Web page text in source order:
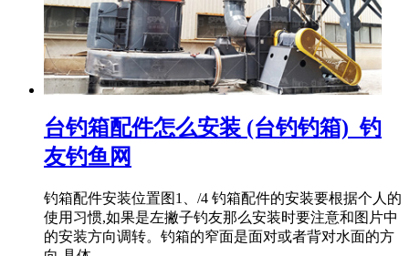
台钓箱配件怎么安装 (台钓钓箱)_钓
友钓鱼网
钓箱配件安装位置图1、/4 钓箱配件的安装要根据个人的
使用习惯,如果是左撇子钓友那么安装时要注意和图片中
的安装方向调转。钓箱的窄面是面对或者背对水面的方